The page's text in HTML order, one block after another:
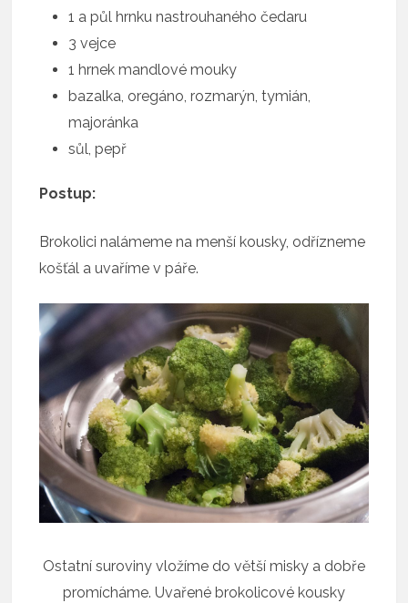
1 a půl hrnku nastrouhaného čedaru
3 vejce
1 hrnek mandlové mouky
bazalka, oregáno, rozmarýn, tymián,
majoránka
sůl, pepř
Postup:
Brokolici nalámeme na menší kousky, odřízneme
košťál a uvaříme v páře.
Ostatní suroviny vložíme do větší misky a dobře
promícháme. Uvařené brokolicové kousky